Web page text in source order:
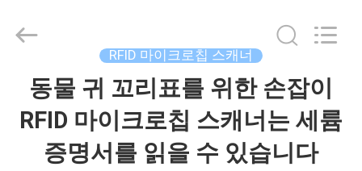
2017
Technology
Rights
RFID 마이크로칩 스캐너
동물 귀 꼬리표를 위한 손잡이
RFID 마이크로칩 스캐너는 세륨
증명서를 읽을 수 있습니다